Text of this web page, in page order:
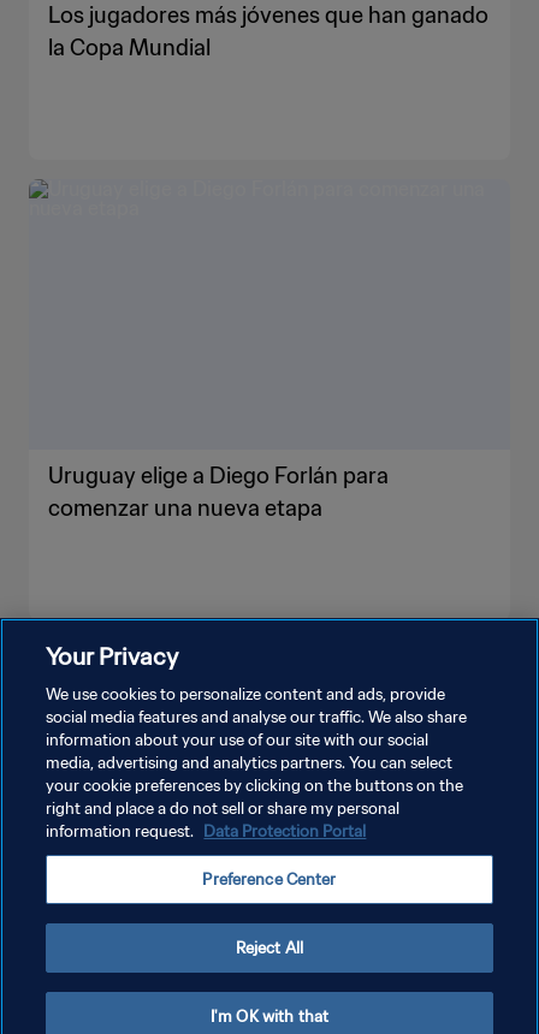
Los jugadores más jóvenes que han ganado
la Copa Mundial
Uruguay elige a Diego Forlán para
comenzar una nueva etapa
POLÍTICA DE PRIVACIDAD
AJUSTAR LA CONFIGURACIÓN DE LAS COOKIES
Copyright © 1994 - 2026 FIFA. Todos los derechos reservados.
Your Privacy
We use cookies to personalize content and ads, provide
social media features and analyse our traffic. We also share
information about your use of our site with our social
media, advertising and analytics partners. You can select
your cookie preferences by clicking on the buttons on the
right and place a do not sell or share my personal
information request. Data Protection Portal
Preference Center
Reject All
I'm OK with that